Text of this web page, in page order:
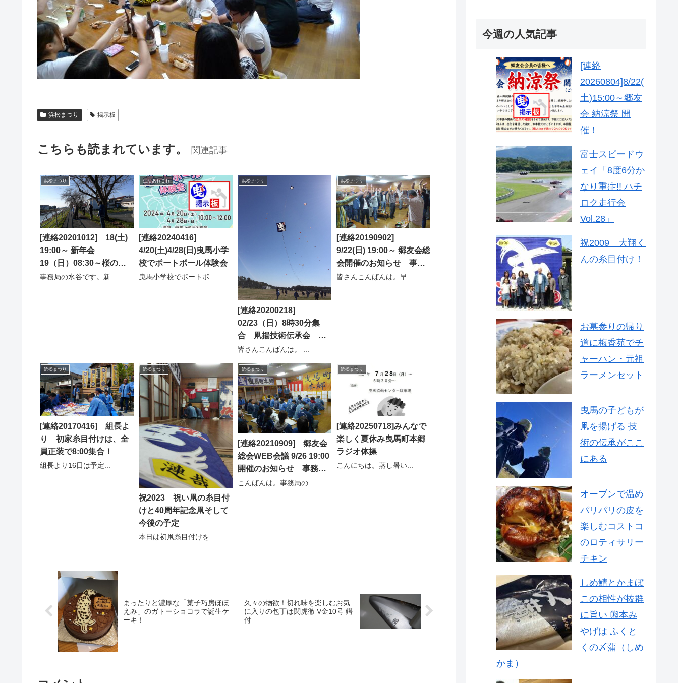
浜松まつり 掲示板
こちらも読まれています。 関連記事
浜松まつり
[連絡20201012] 18(土)
19:00～ 新年会
19（日）08:30～桜の枝
切りのお知らせ
事務局の水谷です。新...
生活あれこれ
[連絡20240416]
4/20(土)4/28(日)曳馬小学
校でポートボール体験会
曳馬小学校でポートボ...
浜松まつり
[連絡20200218]
02/23（日）8時30分集
合 凧揚技術伝承会 組
長より
皆さんこんばんは。 ...
浜松まつり
[連絡20190902]
9/22(日) 19:00～ 郷友会総
会開催のお知らせ 事務
局長
皆さんこんばんは。早...
浜松まつり
[連絡20170416] 組長よ
り 初家糸目付けは、全
員正装で8:00集合！
組長より16日は予定...
浜松まつり
祝2023 祝い凧の糸目付
けと40周年記念凧そして
今後の予定
本日は初凧糸目付けを...
浜松まつり
[連絡20210909] 郷友会
総会WEB会議 9/26 19:00
開催のお知らせ 事務局
長
こんばんは。事務局の...
浜松まつり
[連絡20250718]みんなで
楽しく夏休み曳馬町本郷
ラジオ体操
こんにちは。蒸し暑い...
まったりと濃厚な「菓子巧房ほほ
えみ」のガトーショコラで誕生ケ
ーキ！
久々の物欲！切れ味を楽しむお気
に入りの包丁は関虎徹 V金10号 鍔
付
今週の人気記事
[連絡
20260804]8/22(
土)15:00～郷友
会 納涼祭 開
催！
富士スピードウ
ェイ「8度6分か
なり重症!! ハチ
ロク走行会
Vol.28」
祝2009 大翔く
んの糸目付け！
お墓参りの帰り
道に梅香苑でチ
ャーハン・元祖
ラーメンセット
曳馬の子どもが
凧を揚げる 技
術の伝承がここ
にある
オーブンで温め
パリパリの皮を
楽しむコストコ
のロティサリー
チキン
しめ鯖とかまぼ
この相性が抜群
に旨い 熊本み
やげは ふくと
くの〆蒲（しめ
かま）